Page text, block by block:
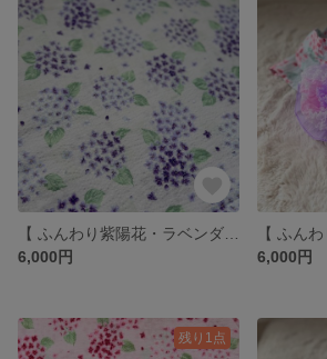
6,000円
6,000円
残り1点